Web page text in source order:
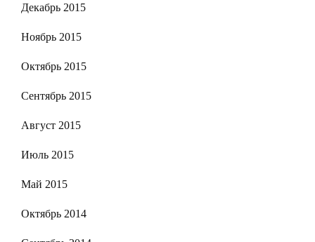
Декабрь 2015
Ноябрь 2015
Октябрь 2015
Сентябрь 2015
Август 2015
Июль 2015
Май 2015
Октябрь 2014